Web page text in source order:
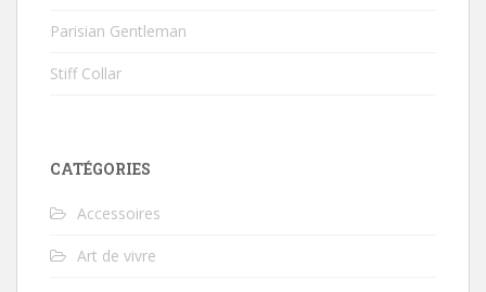
Parisian Gentleman
Stiff Collar
CATÉGORIES
Accessoires
Art de vivre